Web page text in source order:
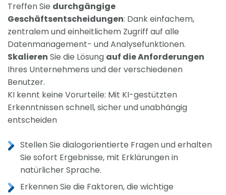
Treffen Sie durchgängige
Geschäftsentscheidungen: Dank einfachem,
zentralem und einheitlichem Zugriff auf alle
Datenmanagement- und Analysefunktionen.
Skalieren Sie die Lösung auf die Anforderungen
Ihres Unternehmens und der verschiedenen
Benutzer.
KI kennt keine Vorurteile: Mit KI-gestützten
Erkenntnissen schnell, sicher und unabhängig
entscheiden
Stellen Sie dialogorientierte Fragen und erhalten
Sie sofort Ergebnisse, mit Erklärungen in
natürlicher Sprache.
Erkennen Sie die Faktoren, die wichtige